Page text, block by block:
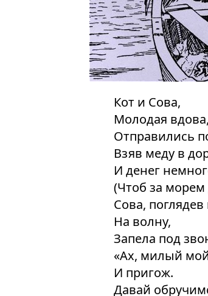
Кот и Сова,
Молодая вдова,
Отправились
Взяв меду в
И денег
(Чтоб за морем
Сова, поглядев
На волну,
Запела под
«Ах, милый
И пригож.
Давай